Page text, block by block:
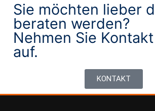
Sie möchten lieber
beraten werden?
Nehmen Sie
auf.
KONTAKT